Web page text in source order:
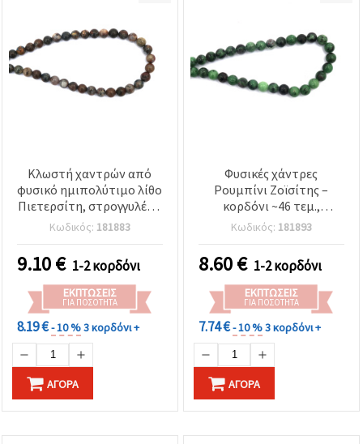
Κλωστή χαντρών από
φυσικό ημιπολύτιμο λίθο
Πιετερσίτη, στρογγυλές 8
mm, περίπου 48 τεμ.
Κωδικός: 181883
9.10€ 1-2 κορδόνι
ΕΚΠΤΏΣΕΙΣ
ΓΙΑ ΠΟΣΌΤΗΤΑ
8.19 €- 10 %3 κορδόνι +
ΑΓΟΡΆ
Φυσικές χάντρες
Ρουμπίνι Ζοϊσίτης –
κορδόνι ~46 τεμ.,
στρογγυλές 8 mm
(μπίλια), ημιπολύτιμες,
γυαλισμένες, τρυπημένες
για κατασκευή
κοσμημάτων,
βραχιολιών & κολιέ
Κωδικός: 181893
8.60€ 1-2 κορδόνι
ΕΚΠΤΏΣΕΙΣ
ΓΙΑ ΠΟΣΌΤΗΤΑ
7.74 €- 10 %3 κορδόνι +
ΑΓΟΡΆ